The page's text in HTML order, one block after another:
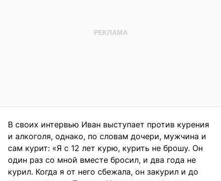
В своих интервью Иван выступает против курения
и алкоголя, однако, по словам дочери, мужчина и
сам курит: «Я с 12 лет курю, курить не брошу. Он
один раз со мной вместе бросил, и два года не
курил. Когда я от него сбежала, он закурил и до